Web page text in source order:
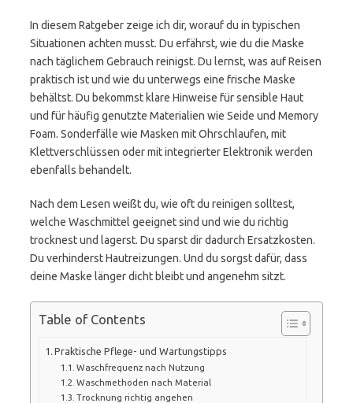
In diesem Ratgeber zeige ich dir, worauf du in typischen
Situationen achten musst. Du erfährst, wie du die Maske
nach täglichem Gebrauch reinigst. Du lernst, was auf Reisen
praktisch ist und wie du unterwegs eine frische Maske
behältst. Du bekommst klare Hinweise für sensible Haut
und für häufig genutzte Materialien wie Seide und Memory
Foam. Sonderfälle wie Masken mit Ohrschlaufen, mit
Klettverschlüssen oder mit integrierter Elektronik werden
ebenfalls behandelt.
Nach dem Lesen weißt du, wie oft du reinigen solltest,
welche Waschmittel geeignet sind und wie du richtig
trocknest und lagerst. Du sparst dir dadurch Ersatzkosten.
Du verhinderst Hautreizungen. Und du sorgst dafür, dass
deine Maske länger dicht bleibt und angenehm sitzt.
Table of Contents
Praktische Pflege- und Wartungstipps
Waschfrequenz nach Nutzung
Waschmethoden nach Material
Trocknung richtig angehen